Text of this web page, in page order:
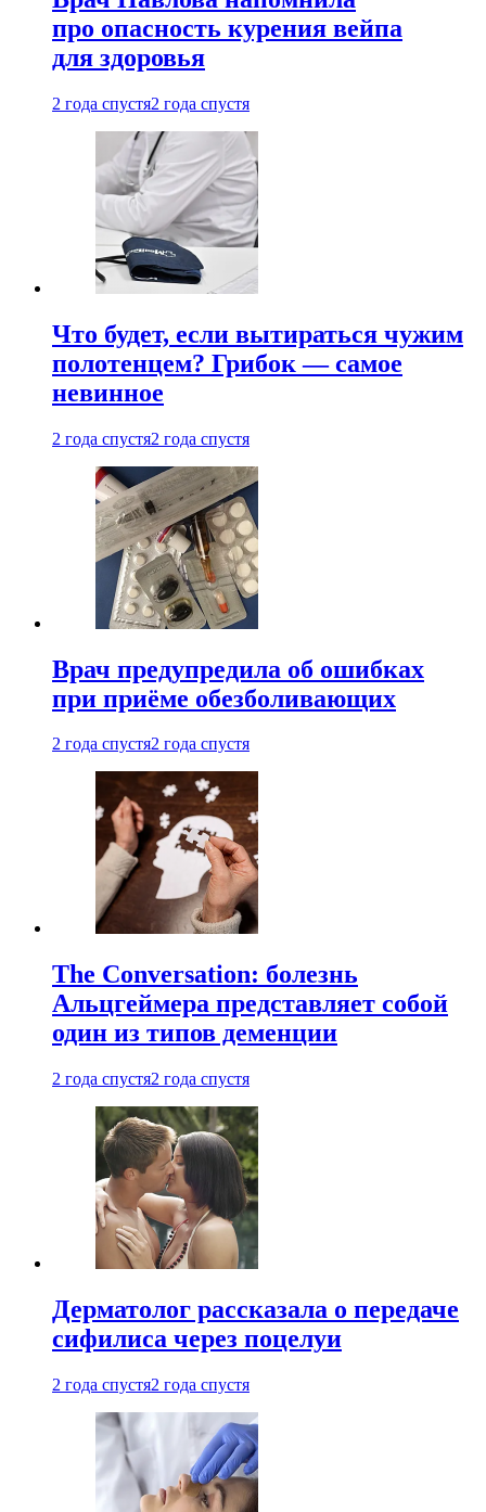
про опасность курения вейпа
для здоровья
2 года спустя2 года спустя
Что будет, если вытираться чужим
полотенцем? Грибок — самое
невинное
2 года спустя2 года спустя
Врач предупредила об ошибках
при приëме обезболивающих
2 года спустя2 года спустя
The Conversation: болезнь
Альцгеймера представляет собой
один из типов деменции
2 года спустя2 года спустя
Дерматолог рассказала о передаче
сифилиса через поцелуи
2 года спустя2 года спустя